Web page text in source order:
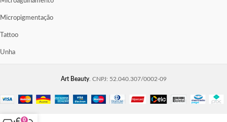
Micropigmentação
Tattoo
Unha
Art Beauty. CNPJ: 52.040.307/0002-09
0